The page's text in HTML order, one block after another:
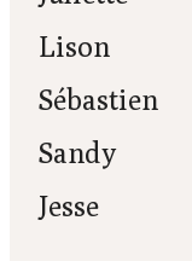
Lison
Sébastien
Sandy
Jesse